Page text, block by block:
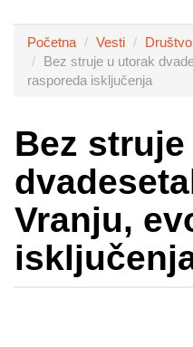
Početna Vesti
Društvo
Bez struje u utorak
rasporeda isključenja
Bez
Vranju,